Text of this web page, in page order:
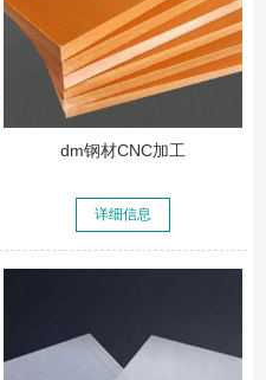
dm钢材CNC加工
详细信息